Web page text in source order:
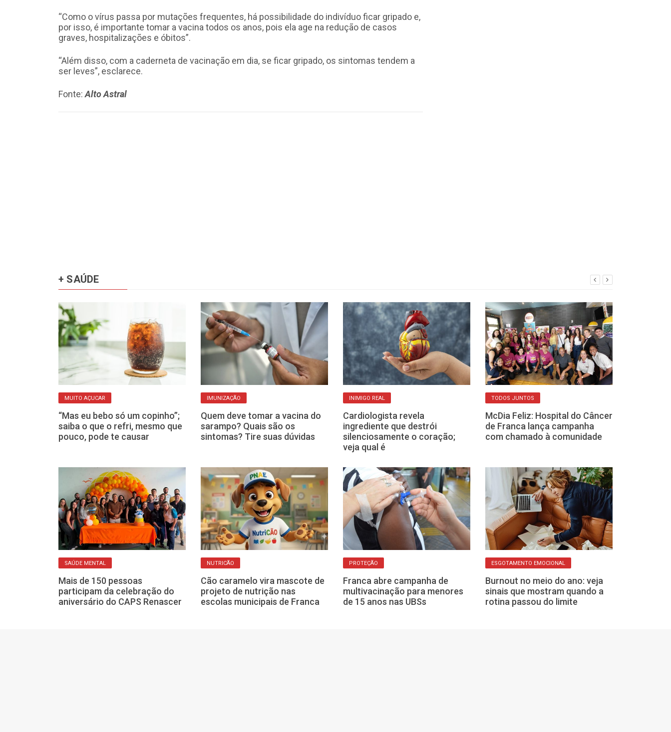
“Como o vírus passa por mutações frequentes, há possibilidade do indivíduo ficar gripado e,
por isso, é importante tomar a vacina todos os anos, pois ela age na redução de casos
graves, hospitalizações e óbitos”.
“Além disso, com a caderneta de vacinação em dia, se ficar gripado, os sintomas tendem a
ser leves”, esclarece.
Fonte:Alto Astral
+ SAÚDE
MUITO AÇUCAR
“Mas eu bebo só um copinho”;
saiba o que o refri, mesmo que
pouco, pode te causar
IMUNIZAÇÃO
Quem deve tomar a vacina do
sarampo? Quais são os
sintomas? Tire suas dúvidas
INIMIGO REAL
Cardiologista revela
ingrediente que destrói
silenciosamente o coração;
veja qual é
TODOS JUNTOS
McDia Feliz: Hospital do Câncer
de Franca lança campanha
com chamado à comunidade
SAÚDE MENTAL
Mais de 150 pessoas
participam da celebração do
aniversário do CAPS Renascer
NUTRICÃO
Cão caramelo vira mascote de
projeto de nutrição nas
escolas municipais de Franca
PROTEÇÃO
Franca abre campanha de
multivacinação para menores
de 15 anos nas UBSs
ESGOTAMENTO EMOCIONAL
Burnout no meio do ano: veja
sinais que mostram quando a
rotina passou do limite